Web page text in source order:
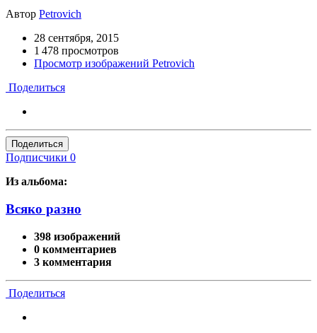
Автор Petrovich
28 сентября, 2015
1 478 просмотров
Просмотр изображений Petrovich
Поделиться
Поделиться
Подписчики 0
Из альбома:
Всяко разно
398 изображений
0 комментариев
3 комментария
Поделиться